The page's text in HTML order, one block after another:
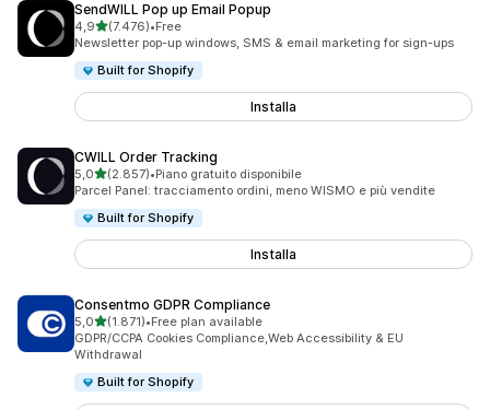
SendWILL Pop up Email Popup
4,9stelle su 5
(7.476)
7476 recensioni totali
•Free
Newsletter pop-up windows, SMS & email marketing for sign-ups
Built for Shopify
Installa
CWILL Order Tracking
5,0stelle su 5
(2.857)
2857 recensioni totali
•Piano gratuito disponibile
Parcel Panel: tracciamento ordini, meno WISMO e più vendite
Built for Shopify
Installa
Consentmo GDPR Compliance
5,0stelle su 5
(1.871)
1871 recensioni totali
•Free plan available
GDPR/CCPA Cookies Compliance,Web Accessibility & EU
Withdrawal
Built for Shopify